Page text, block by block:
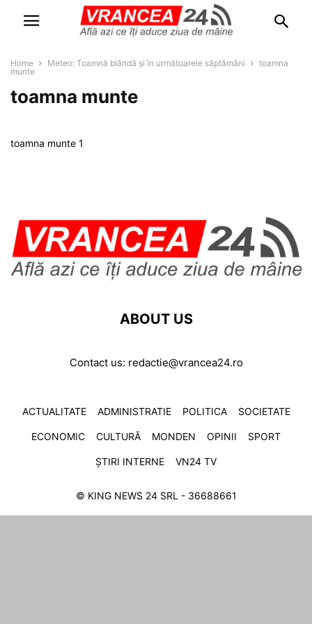
Home Meteo: Toamnă blândă și în următoarele săptămâni
toamna
munte
toamna munte
toamna munte 1
ABOUT US
Contact us: redactie@vrancea24.ro
ACTUALITATE ADMINISTRATIE POLITICA SOCIETATE
ECONOMIC CULTURĂ MONDEN OPINII SPORT
ȘTIRI INTERNE VN24 TV
© KING NEWS 24 SRL - 36688661